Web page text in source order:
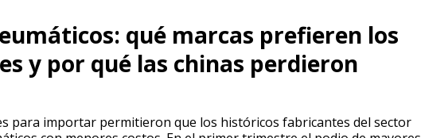
qué marcas prefieren los
y por qué las chinas perdieron
para importar permitieron que los históricos fabricantes del sector